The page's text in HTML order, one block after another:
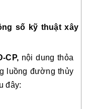
số kỹ thuật xây
CP, nội dung thỏa
luồng đường thủy
đây: